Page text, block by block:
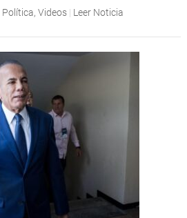
Política, Videos | Leer Noticia